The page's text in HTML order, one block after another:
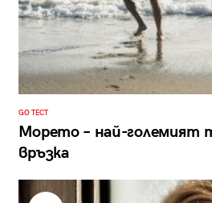
GO ТЕСТ
Морето – най-големият
връзка